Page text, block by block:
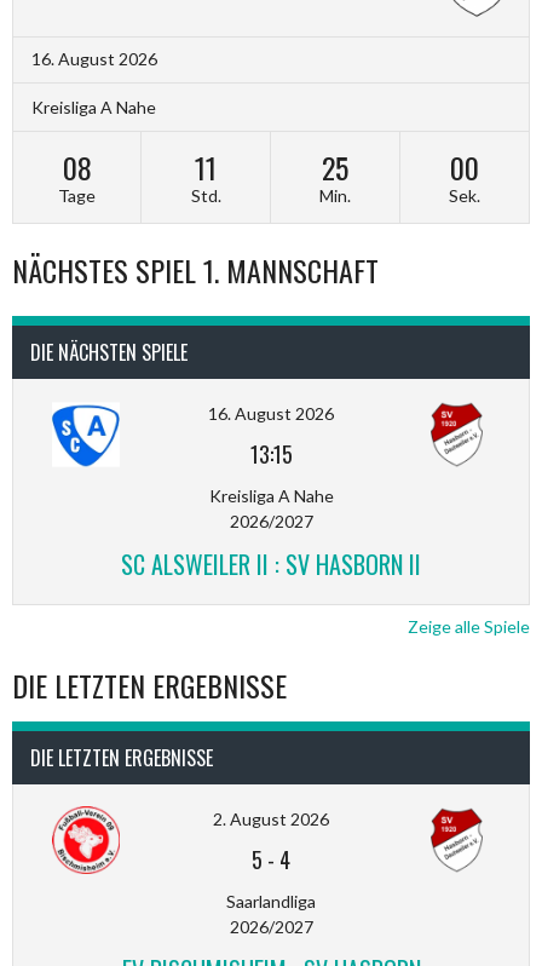
16. August 2026
Kreisliga A Nahe
08
Tage
11
Std.
24
Min.
59
Sek.
NÄCHSTES SPIEL 1. MANNSCHAFT
DIE NÄCHSTEN SPIELE
16. August 2026
13:15
Kreisliga A Nahe
2026/2027
SC ALSWEILER II : SV HASBORN II
Zeige alle Spiele
DIE LETZTEN ERGEBNISSE
DIE LETZTEN ERGEBNISSE
2. August 2026
5 - 4
Saarlandliga
2026/2027